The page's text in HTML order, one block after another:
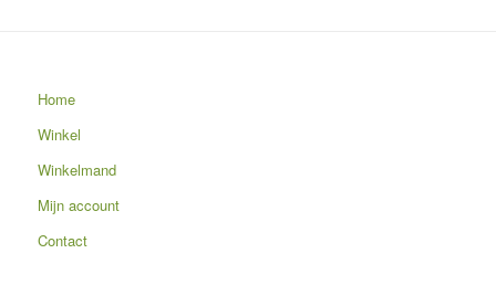
Home
Winkel
Winkelmand
Mijn account
Contact